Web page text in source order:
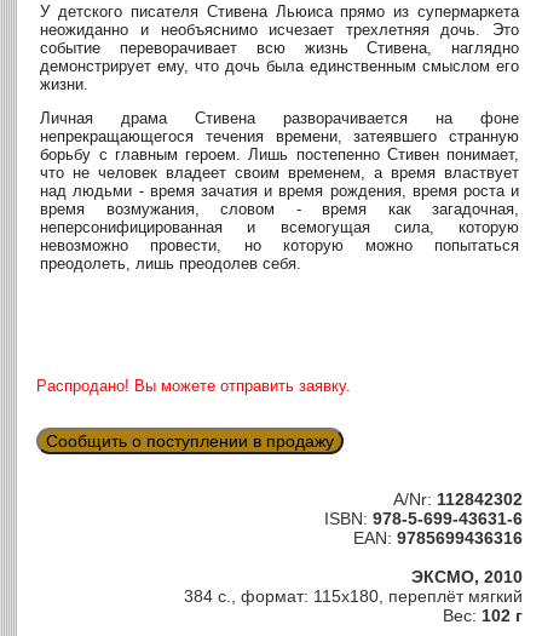
У детского писателя Стивена Льюиса прямо из супермаркета
неожиданно и необъяснимо исчезает трехлетняя дочь. Это
событие переворачивает всю жизнь Стивена, наглядно
демонстрирует ему, что дочь была единственным смыслом его
жизни.
Личная драма Стивена разворачивается на фоне
непрекращающегося течения времени, затеявшего странную
борьбу с главным героем. Лишь постепенно Стивен понимает,
что не человек владеет своим временем, а время властвует
над людьми - время зачатия и время рождения, время роста и
время возмужания, словом - время как загадочная,
неперсонифицированная и всемогущая сила, которую
невозможно провести, но которую можно попытаться
преодолеть, лишь преодолев себя.
Распродано! Вы можете отправить заявку.
Сообщить о поступлении в продажу
A/Nr: 112842302
ISBN: 978-5-699-43631-6
EAN: 9785699436316
ЭКСМО, 2010
384 с., формат: 115х180, переплёт мягкий
Вес: 102 г